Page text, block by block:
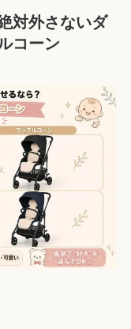
対外さないダ
コーン